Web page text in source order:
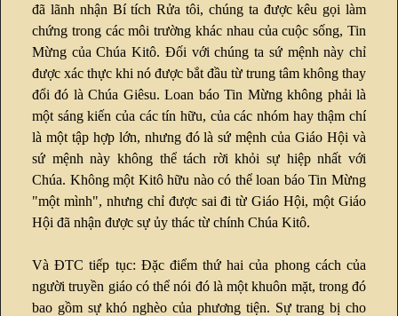
đã lãnh nhận Bí tích Rửa tôi, chúng ta được kêu gọi làm
chứng trong các môi trường khác nhau của cuộc sống, Tin
Mừng của Chúa Kitô. Đối với chúng ta sứ mệnh này chỉ
được xác thực khi nó được bắt đầu từ trung tâm không thay
đổi đó là Chúa Giêsu. Loan báo Tin Mừng không phải là
một sáng kiến của các tín hữu, của các nhóm hay thậm chí
là một tập hợp lớn, nhưng đó là sứ mệnh của Giáo Hội và
sứ mệnh này không thể tách rời khỏi sự hiệp nhất với
Chúa. Không một Kitô hữu nào có thể loan báo Tin Mừng
"một mình", nhưng chỉ được sai đi từ Giáo Hội, một Giáo
Hội đã nhận được sự ủy thác từ chính Chúa Kitô.
Và ĐTC tiếp tục: Đặc điểm thứ hai của phong cách của
người truyền giáo có thể nói đó là một khuôn mặt, trong đó
bao gồm sự khó nghèo của phương tiện. Sự trang bị cho